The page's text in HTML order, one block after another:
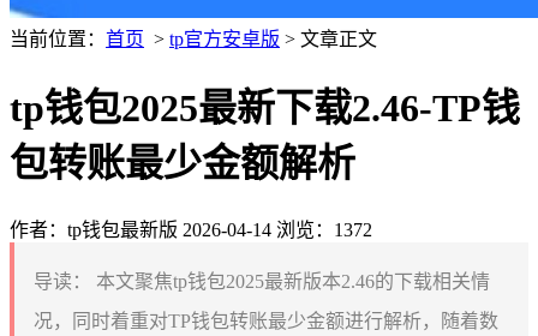
当前位置： 首页 > tp官方安卓版 > 文章正文
tp钱包2025最新下载2.46-TP钱
包转账最少金额解析
作者：tp钱包最新版 2026-04-14 浏览：1372
导读：
本文聚焦tp钱包2025最新版本2.46的下载相关情
况，同时着重对TP钱包转账最少金额进行解析，随着数